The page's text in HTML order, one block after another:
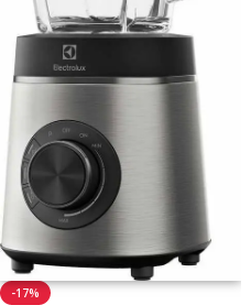
-17%